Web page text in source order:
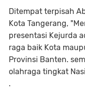
Ditempat terpisah
Kota Tangerang,
presentasi Kejurda
raga baik Kota
Provinsi Banten.
olahraga tingkat
.